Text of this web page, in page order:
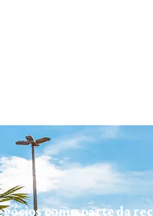
como parte da